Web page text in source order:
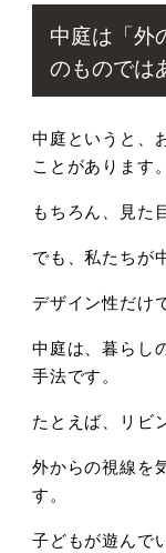
中庭は「外
のものでは
中庭というと、
ことがあります。
もちろん、見た
でも、私たちが
デザイン性だけ
中庭は、暮らし
手法です。
たとえば、
リビ
外からの視線を
す。
子どもが遊んで